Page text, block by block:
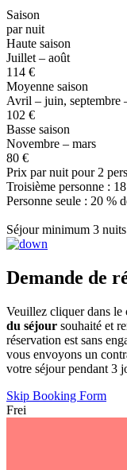
Saison
par nuit
Haute saison
Juillet – août
114 €
Moyenne saison
Avril – juin, septembre
102 €
Basse saison
Novembre – mars
80 €
Prix par nuit pour 2
Troisième personne :
Personne seule : 20 %
Séjour minimum 3 nuits
Demande de
Veuillez cliquer dans le
du séjour souhaité et
réservation est sans
vous envoyons un
votre séjour pendant 3
Skip Booking Form
Frei